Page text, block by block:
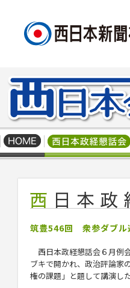
筑豊546回 衆参ダブル
西日本政経懇話会６月例
ブキで開かれ、政治評論家
権の課題」と題して講演